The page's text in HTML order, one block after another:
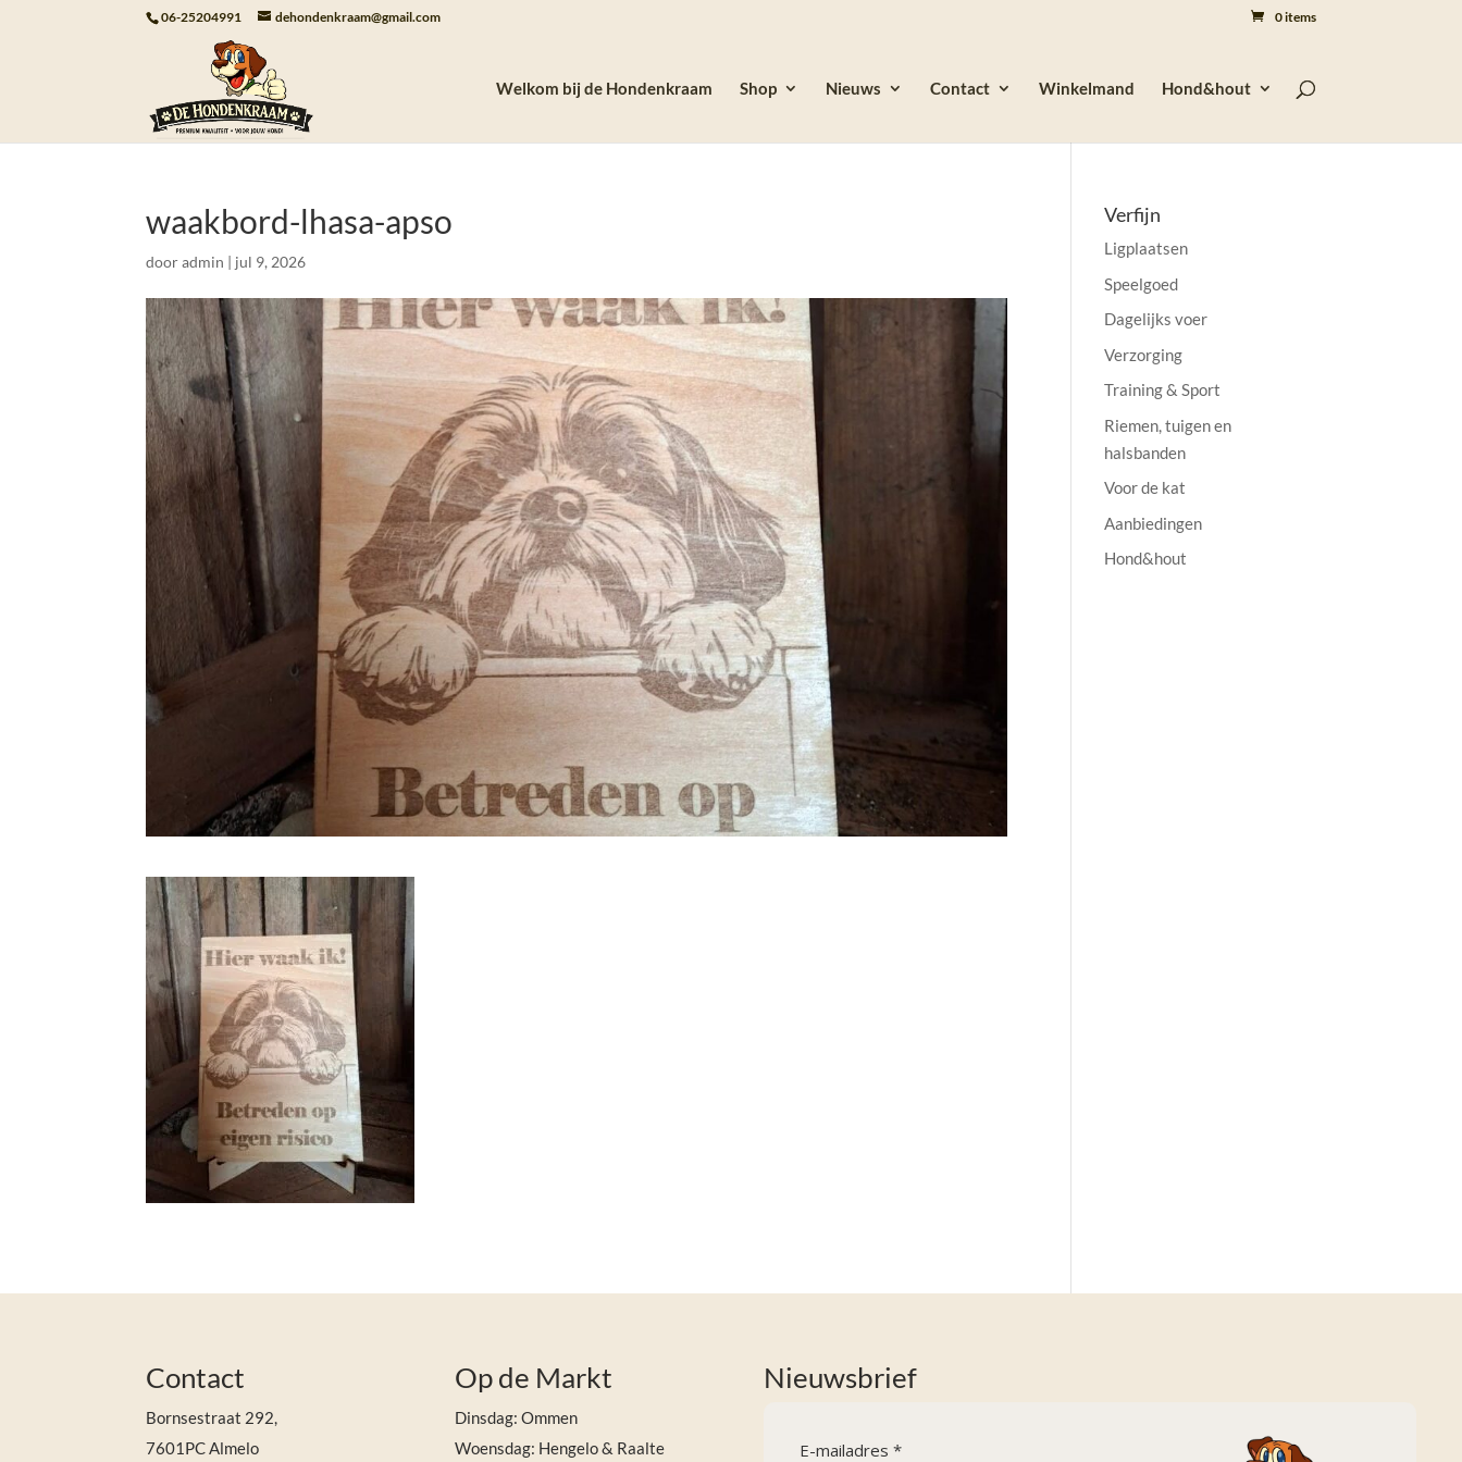
06-25204991 dehondenkraam@gmail.com 0 items
Welkom bij de Hondenkraam Shop Nieuws Contact Winkelmand Hond&hout
waakbord-lhasa-apso
dooradmin | jul 9, 2026
Verfijn
Ligplaatsen
Speelgoed
Dagelijks voer
Verzorging
Training & Sport
Riemen, tuigen en
halsbanden
Voor de kat
Aanbiedingen
Hond&hout
Contact
Bornsestraat 292,
7601PC Almelo
Op de Markt
Dinsdag: Ommen
Woensdag: Hengelo & Raalte
Nieuwsbrief
E-mailadres *